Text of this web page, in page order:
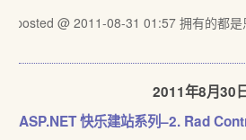
posted @ 2011-08-31 01:57 拥有的都是
2011年8月30
ASP.NET 快乐建站系列–2. Rad